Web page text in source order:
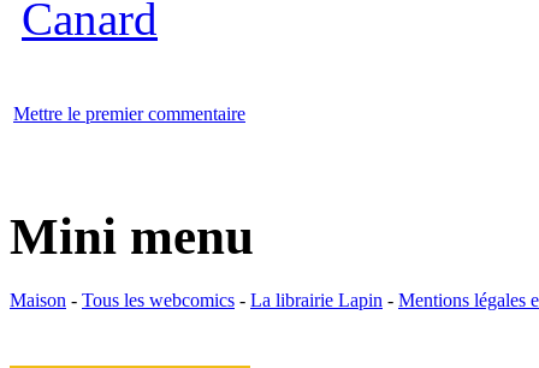
Mettre le premier commentaire
Mini menu
Maison - Tous les webcomics - La librairie Lapin - Mentions légales